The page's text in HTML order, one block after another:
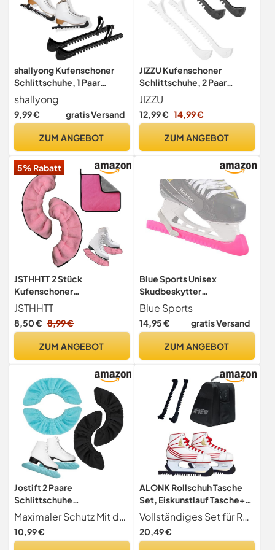
shallyong Kufenschoner
Schlittschuhe, 1 Paar
Verstellbarer Kufenschutz
für Eishockey &
Eiskunstlauf, Eiskunstlauf
Schlittschuhschoner für
shallyong
9,99 € gratis Versand
ZUM ANGEBOT
JIZZU Kufenschoner
Schlittschuhe, 2 Paar
Verstellbarer Kufenschoner
Eishockey, Eiskunstlauf
Kufenschoner, Schoner für
Kufenschutz für Kinder
JIZZU
12,99 € 14,99 €
ZUM ANGEBOT
5% Rabatt
JSTHHTT 2 Stück
Kufenschoner
Schlittschuhe,
Schlittschuhschoner,
Elastische Kufenstrümpfe,
Guards Zubehör, für
Eiskunstlaufschuhe(Rosa)
JSTHHTT
8,50 € 8,99 €
ZUM ANGEBOT
Blue Sports Unisex
Skudbeskytter
Kufenschoner, pink,
Einheitsgröße EU
Blue Sports
14,95 € gratis Versand
ZUM ANGEBOT
Jostift 2 Paare
Schlittschuhe
Kufenschoner Microfaser
Eislaufkufen-Schoner für
Hockeyschlittschuhe,
Maximaler Schutz Mit den hochwertigen Schlittschuhe Kufenschonern aus ultrafeinen Mikrofasern bleiben Ihre Kufen immer makellos.
10,99 €
ALONK Rollschuh Tasche
Set, Eiskunstlauf Tasche+1
Paar Schlittschuhe
Kufenschoner, Verstellbar
Schutz Kunststoff Schoner
Vollständiges Set für Roll- und Schlittschuhe Enthält eine robuste Tasche für Rollschuhe oder Eiskunstlaufschuhe plus ein Paar Kufenschoner alles, um Sportgeräte sicher transportieren und schützen zu können
20,49 €